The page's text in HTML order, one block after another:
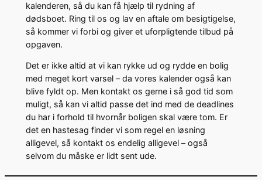
kalenderen, så du kan få hjælp til rydning af
dødsboet. Ring til os og lav en aftale om besigtigelse,
så kommer vi forbi og giver et uforpligtende tilbud på
opgaven.
Det er ikke altid at vi kan rykke ud og rydde en bolig
med meget kort varsel – da vores kalender også kan
blive fyldt op. Men kontakt os gerne i så god tid som
muligt, så kan vi altid passe det ind med de deadlines
du har i forhold til hvornår boligen skal være tom. Er
det en hastesag finder vi som regel en løsning
alligevel, så kontakt os endelig alligevel – også
selvom du måske er lidt sent ude.